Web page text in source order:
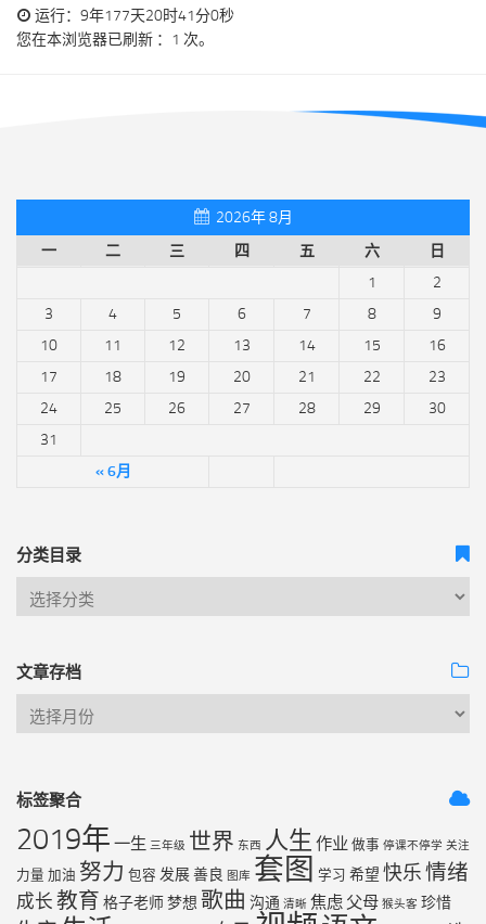
运行：9年177天20时41分0秒
您在本浏览器已刷新 ：1 次。
2026年 8月
一
二 三 四 五 六 日
« 6月
1
2
3
4 5 6 7 8
9
10
11 12 13 14 15
16
17
18 19 20 21 22
23
24
25 26 27 28 29
30
31
分类目录
文章存档
标签聚合
2019年 一生 三年级 世界 东西 人生 作业 做事 停课不停学 关注
力量 加油 努力 包容 发展善良 图库 套图 学习 希望 快乐情绪
成长 教育 格子老师梦想 歌曲 沟通 清晰 焦虑 父母 猴头客 珍惜